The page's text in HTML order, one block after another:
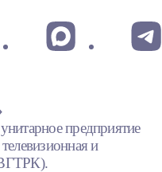
предприятие
и